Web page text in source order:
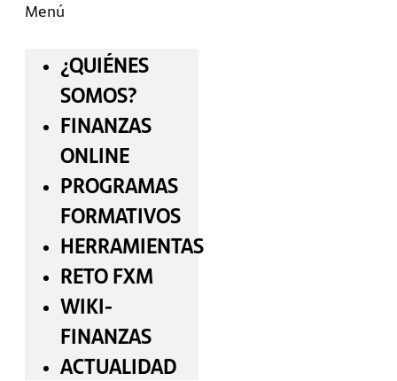
Menú
¿QUIÉNES
SOMOS?
FINANZAS
ONLINE
PROGRAMAS
FORMATIVOS
HERRAMIENTAS
RETO FXM
WIKI-
FINANZAS
ACTUALIDAD